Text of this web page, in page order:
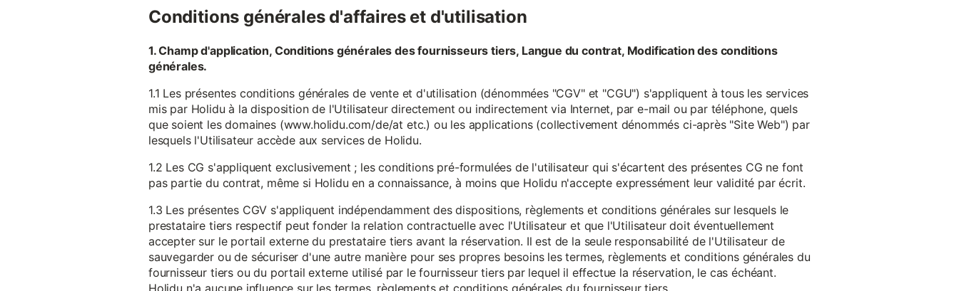
Conditions générales d'affaires et d'utilisation
1. Champ d'application, Conditions générales des fournisseurs tiers, Langue du contrat, Modification des conditions
générales.
1.1 Les présentes conditions générales de vente et d'utilisation (dénommées "CGV" et "CGU") s'appliquent à tous les services
mis par Holidu à la disposition de l'Utilisateur directement ou indirectement via Internet, par e-mail ou par téléphone, quels
que soient les domaines (www.holidu.com/de/at etc.) ou les applications (collectivement dénommés ci-après "Site Web") par
lesquels l'Utilisateur accède aux services de Holidu.
1.2 Les CG s'appliquent exclusivement ; les conditions pré-formulées de l'utilisateur qui s'écartent des présentes CG ne font
pas partie du contrat, même si Holidu en a connaissance, à moins que Holidu n'accepte expressément leur validité par écrit.
1.3 Les présentes CGV s'appliquent indépendamment des dispositions, règlements et conditions générales sur lesquels le
prestataire tiers respectif peut fonder la relation contractuelle avec l'Utilisateur et que l'Utilisateur doit éventuellement
accepter sur le portail externe du prestataire tiers avant la réservation. Il est de la seule responsabilité de l'Utilisateur de
sauvegarder ou de sécuriser d'une autre manière pour ses propres besoins les termes, règlements et conditions générales du
fournisseur tiers ou du portail externe utilisé par le fournisseur tiers par lequel il effectue la réservation, le cas échéant.